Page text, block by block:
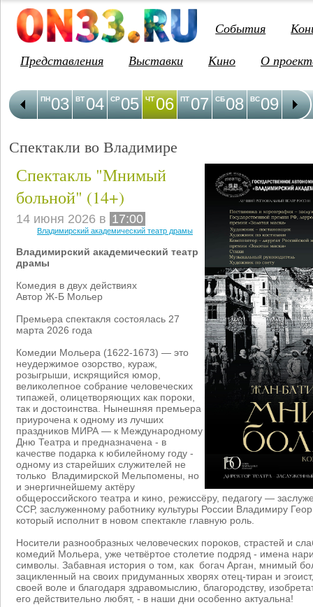
События
Представления
Выставки Кино О
03
ПН 04
ВТ 05
СР 06
ЧТ 07
ПТ 08
СБ 09
ВС 10
ПН
Спектакли во Владимире
Спектакль "Мнимый
больной" (14+)
14 июня 2026 в 17:00
Владимирский академический театр драмы
Владимирский академический театр
драмы
Комедия в двух действиях
Автор Ж-Б Мольер
Премьера спектакля состоялась 27
марта 2026 года
Комедии Мольера (1622-1673) — это
неудержимое озорство, кураж,
розыгрыши, искрящийся юмор,
великолепное собрание человеческих
типажей, олицетворяющих как пороки,
так и достоинства. Нынешняя премьера
приурочена к одному из лучших
праздников МИРА — к Международному
Дню Театра и предназначена - в
качестве подарка к юбилейному году -
одному из старейших служителей не
только Владимирской Мельпомены, но
и энергичнейшему актёру
общероссийского театра и кино, режиссёру, педагогу —
ССР, заслуженному работнику культуры России Владимиру
который исполнит в новом спектакле главную роль.
Носители разнообразных человеческих пороков, страстей и
комедий Мольера, уже четвёртое столетие подряд - имена
символы. Забавная история о том, как богач Арган, мнимый
зацикленный на своих придуманных хворях отец-тиран и
своей воле и благодаря здравомыслию, благородству,
его действительно любят, - в наши дни особенно актуальна!